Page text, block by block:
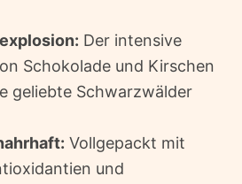
Der intensive
Schokolade und Kirschen
geliebte Schwarzwälder
Vollgepackt mit
und